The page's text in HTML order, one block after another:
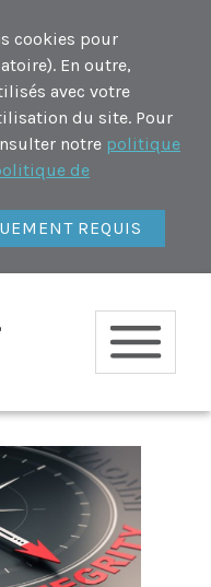
cookies pour
En outre,
avec votre
du site. Pour
notre politique
de
REQUIS